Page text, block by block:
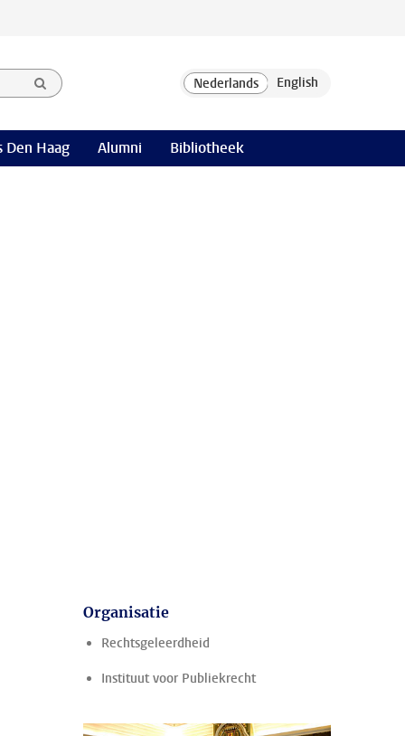
Den Haag Alumni Bibliotheek
Organisatie
Rechtsgeleerdheid
Instituut voor Publiekrecht